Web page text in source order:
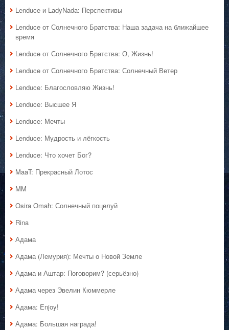
Lenduce и LadyNada: Перспективы
Lenduce от Солнечного Братства: Наша задача на ближайшее
время
Lenduce от Солнечного Братства: О, Жизнь!
Lenduce от Солнечного Братства: Солнечный Ветер
Lenduce: Благословляю Жизнь!
Lenduce: Высшее Я
Lenduce: Мечты
Lenduce: Мудрость и лёгкость
Lenduce: Что хочет Бог?
MaaT: Прекрасный Лотос
MM
Osira Omah: Солнечный поцелуй
Rina
Адама
Адама (Лемурия): Мечты о Новой Земле
Адама и Аштар: Поговорим? (серьёзно)
Адама через Эвелин Кюммерле
Адама: Enjoy!
Адама: Большая награда!